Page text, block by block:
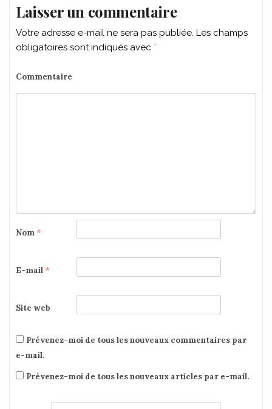
Laisser un commentaire
Votre adresse e-mail ne sera pas publiée. Les champs
obligatoires sont indiqués avec *
Commentaire
Nom *
E-mail *
Site web
Prévenez-moi de tous les nouveaux commentaires par
e-mail.
Prévenez-moi de tous les nouveaux articles par e-mail.